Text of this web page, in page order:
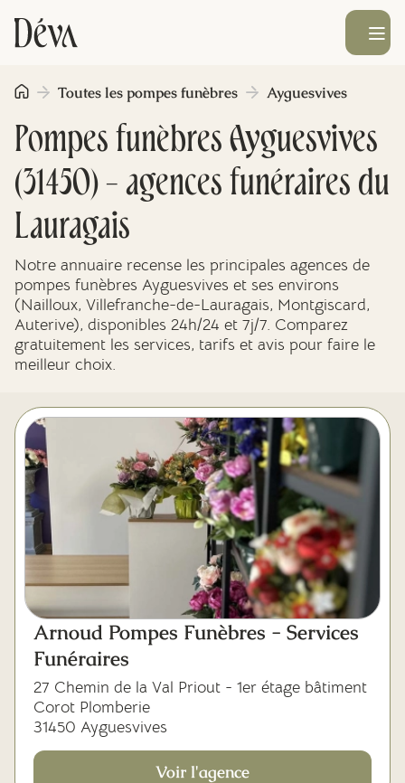
Obsèques
Prévoyance
Monument funéraire
Livraison de fleurs
Blog
Mes dernières volontés
Ouvrir le
Pompes funèbres Ayguesvives
(31450) - agences funéraires du
Lauragais
Toutes les pompes funèbres Ayguesvives
Notre annuaire recense les principales agences de
pompes funèbres Ayguesvives et ses environs
(Nailloux, Villefranche-de-Lauragais, Montgiscard,
Auterive), disponibles 24h/24 et 7j/7. Comparez
gratuitement les services, tarifs et avis pour faire le
meilleur choix.
Arnoud Pompes Funèbres - Services
Funéraires
27 Chemin de la Val Priout - 1er étage bâtiment
Corot Plomberie
31450 Ayguesvives
Voir l'agence